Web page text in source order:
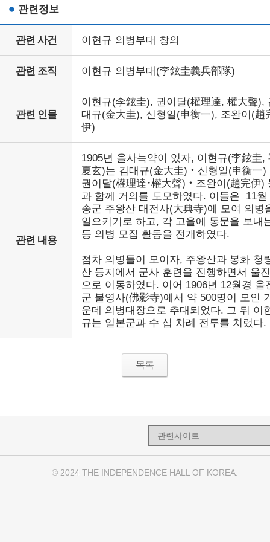
관련정보
관련 사건 이현규 의병부대 창의
관련 조직 이현규 의병부대(李鉉圭義兵部隊)
관련 인물
이현규(李鉉圭), 권이달(權理達, 權大聲),
대규(金大圭), 신형일(申衡一), 조완이(趙
伊)
관련 내용
1905년 을사늑약이 있자, 이현규(李鉉圭,
夏玄)는 김대규(金大圭)‧신형일(申衡一
권이달(權理達･權大聲)‧조완이(趙完伊)
과 함께 거의를 도모하였다. 이들은 11월
송군 주왕산 대전사(大典寺)에 모여 의병
일으키기로 하고, 각 고을에 통문을 보내
등 의병 모집 활동을 전개하였다.
점차 의병들이 모이자, 주왕산과 봉화 청
산 등지에서 군사 훈련을 진행하면서 울진
으로 이동하였다. 이어 1906년 12월경 울
군 불영사(佛影寺)에서 약 500명이 모인
운데 의병대장으로 추대되었다. 그 뒤 이
규는 일본군과 수 십 차례 전투를 치렀다.
목록
© 2024 THE INDEPENDENCE HALL OF KOREA.